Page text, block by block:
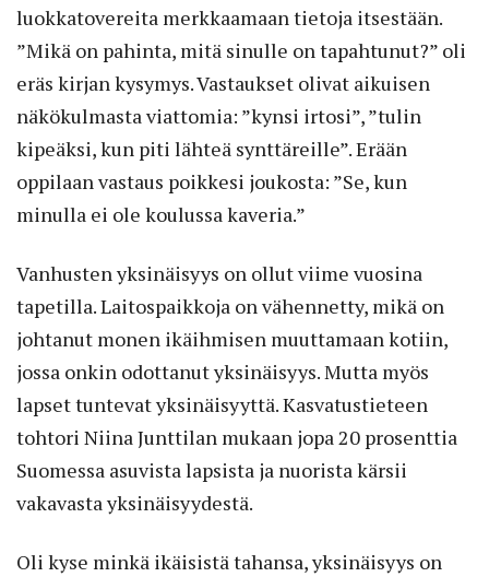
luokkatovereita merkkaamaan tietoja itsestään.
”Mikä on pahinta, mitä sinulle on tapahtunut?” oli
eräs kirjan kysymys. Vastaukset olivat aikuisen
näkökulmasta viattomia: ”kynsi irtosi”, ”tulin
kipeäksi, kun piti lähteä synttäreille”. Erään
oppilaan vastaus poikkesi joukosta: ”Se, kun
minulla ei ole koulussa kaveria.”
Vanhusten yksinäisyys on ollut viime vuosina
tapetilla. Laitospaikkoja on vähennetty, mikä on
johtanut monen ikäihmisen muuttamaan kotiin,
jossa onkin odottanut yksinäisyys. Mutta myös
lapset tuntevat yksinäisyyttä. Kasvatustieteen
tohtori Niina Junttilan mukaan jopa 20 prosenttia
Suomessa asuvista lapsista ja nuorista kärsii
vakavasta yksinäisyydestä.
Oli kyse minkä ikäisistä tahansa, yksinäisyys on